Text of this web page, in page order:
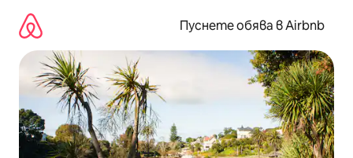
съдържанието
Пуснете обява в Airbnb